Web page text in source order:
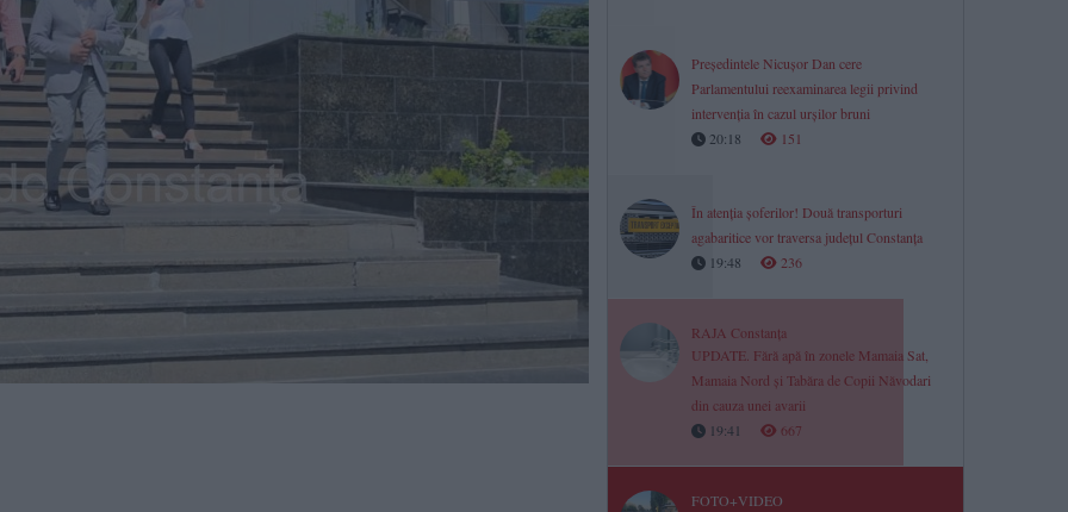
Președintele Nicușor Dan cere
Parlamentului reexaminarea legii privind
intervenția în cazul urșilor bruni
20:18
151
În atenția șoferilor! Două transporturi
agabaritice vor traversa județul Constanța
19:48
236
RAJA Constanța
UPDATE. Fără apă în zonele Mamaia Sat,
Mamaia Nord și Tabăra de Copii Năvodari
din cauza unei avarii
19:41
667
FOTO+VIDEO